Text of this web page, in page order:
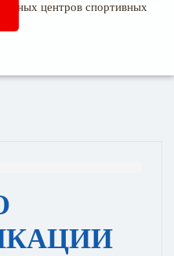
765 76 90, +7 (499) 641 16 90